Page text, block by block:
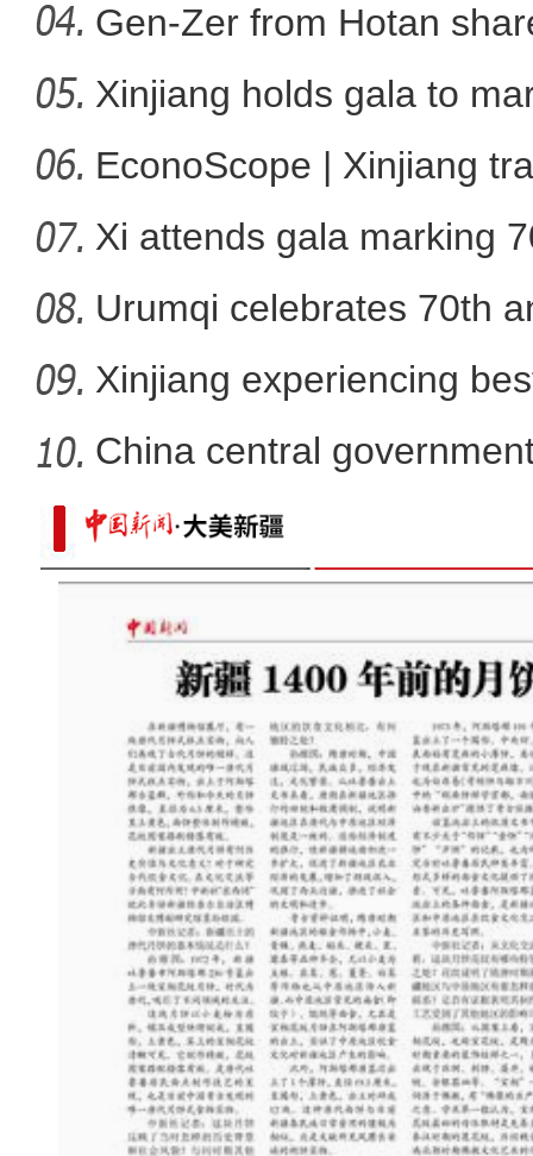
新疆兄妹在义乌：三天
新疆：手风琴声里
Gen-Zer from Hotan
Xinjiang holds gala to
ann
EconoScope | Xinjiang
Xi attends gala marking
anniver
Urumqi celebrates 70th
Xinjiang experiencing
developm
China central
than